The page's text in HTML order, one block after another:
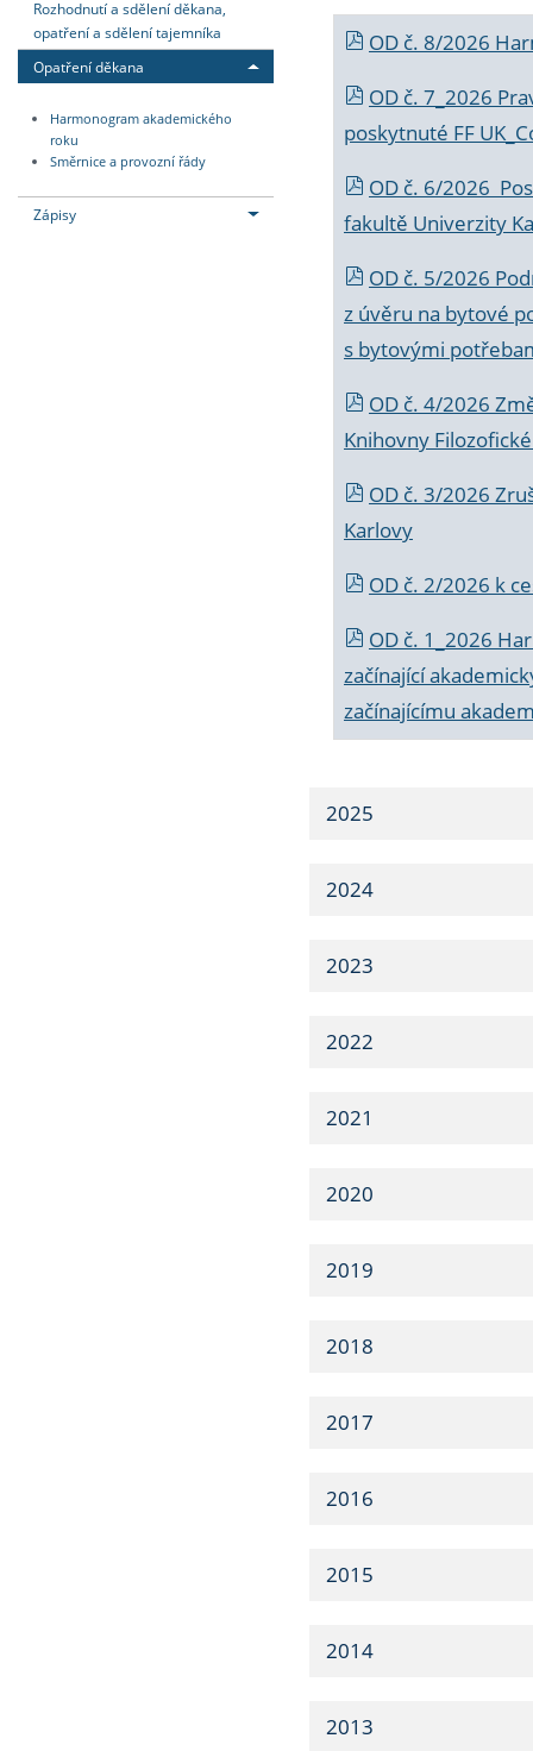
Rozhodnutí a sdělení děkana,
opatření a sdělení tajemníka
Opatření děkana
Harmonogram akademického
roku
Směrnice a provozní řády
Zápisy
OD č. 8/2026
OD č. 7_2026
poskytnuté FF
OD č. 6/2026
fakultě Univerzity
OD č. 5/2026
z úvěru na bytové
s bytovými
OD č. 4/2026
Knihovny
OD č. 3/2026
Karlovy
OD č. 2/2026 k
OD č. 1_2026
začínající
začínajícímu
2025
2024
2023
2022
2021
2020
2019
2018
2017
2016
2015
2014
2013